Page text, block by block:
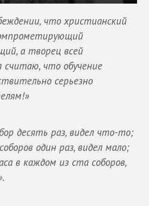
что христианский
а творец всей
считаю, что обучение
серьезно
десять раз, видел что-то;
один раз, видел мало;
в каждом из ста соборов,